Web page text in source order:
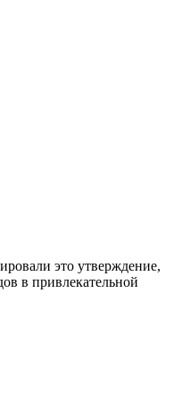
это утверждение,
в привлекательной